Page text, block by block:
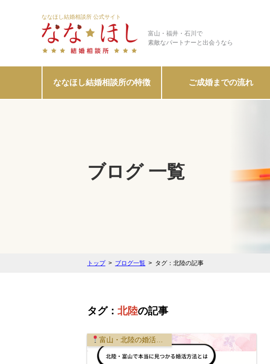
ななほし結婚相談所 公式サイト
富山・福井・石川で
素敵なパートナーと出会うなら
ななほし結婚相談所の特徴 ご成婚までの流れ
ブログ 一覧
トップ ブログ一覧 タグ：北陸の記事
タグ： 北陸の記事
富山・北陸の婚活事情